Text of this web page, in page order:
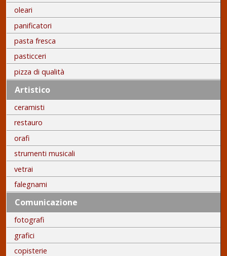
oleari
panificatori
pasta fresca
pasticceri
pizza di qualità
Artistico
ceramisti
restauro
orafi
strumenti musicali
vetrai
falegnami
Comunicazione
fotografi
grafici
copisterie